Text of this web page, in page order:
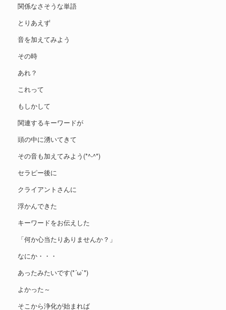
関係なさそうな単語
とりあえず
音を加えてみよう
その時
あれ？
これって
もしかして
関連するキーワードが
頭の中に湧いてきて
その音も加えてみよう(*^-^*)
セラピー後に
クライアントさんに
浮かんできた
キーワードをお伝えした
「何か心当たりありませんか？」
なにか・・・
あったみたいです(*´ω`*)
よかった～
そこから浄化が始まれば